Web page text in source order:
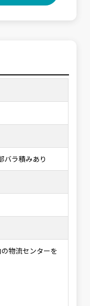
ラ積みあり
物流センターを